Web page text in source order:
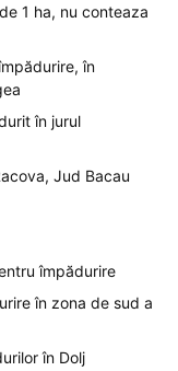
1 ha, nu conteaza
în
în jurul
Jud Bacau
împădurire
în zona de sud a
în Dolj